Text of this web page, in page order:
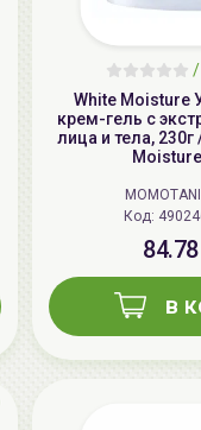
/
White
крем-гель с
лица и тела, 230г
Код:
в